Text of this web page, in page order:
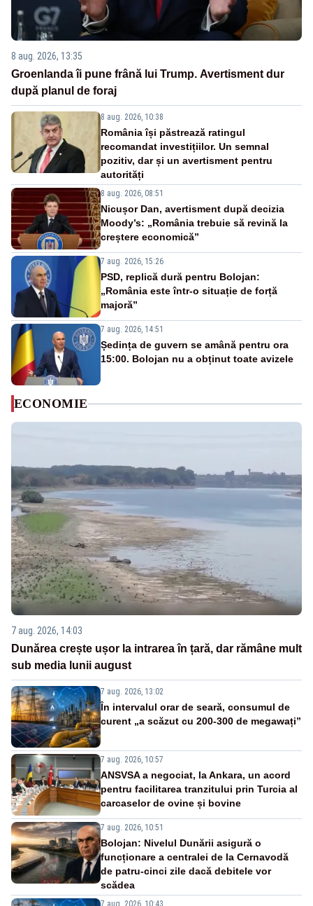
8 aug. 2026, 13:35
Groenlanda îi pune frână lui Trump. Avertisment dur
după planul de foraj
8 aug. 2026, 10:38
România își păstrează ratingul
recomandat investițiilor. Un semnal
pozitiv, dar și un avertisment pentru
autorități
8 aug. 2026, 08:51
Nicușor Dan, avertisment după decizia
Moody’s: „România trebuie să revină la
creștere economică”
7 aug. 2026, 15:26
PSD, replică dură pentru Bolojan:
„România este într-o situație de forță
majoră”
7 aug. 2026, 14:51
Ședința de guvern se amână pentru ora
15:00. Bolojan nu a obținut toate avizele
ECONOMIE
7 aug. 2026, 14:03
Dunărea crește ușor la intrarea în țară, dar rămâne mult
sub media lunii august
7 aug. 2026, 13:02
În intervalul orar de seară, consumul de
curent „a scăzut cu 200-300 de megawați”
7 aug. 2026, 10:57
ANSVSA a negociat, la Ankara, un acord
pentru facilitarea tranzitului prin Turcia al
carcaselor de ovine și bovine
7 aug. 2026, 10:51
Bolojan: Nivelul Dunării asigură o
funcționare a centralei de la Cernavodă
de patru-cinci zile dacă debitele vor
scădea
7 aug. 2026, 10:43